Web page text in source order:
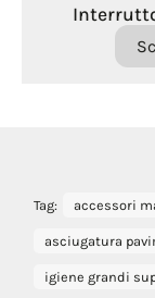
Tag: accessori
asciugatura
igiene grandi